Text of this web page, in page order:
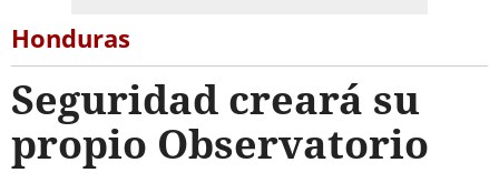
Honduras
Seguridad creará su
propio Observatorio